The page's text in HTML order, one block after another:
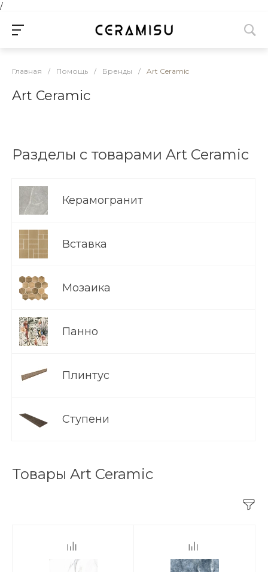
/
Главная / Помощь / Бренды / Art Ceramic
Art Ceramic
Разделы с товарами Art Ceramic
Керамогранит
Вставка
Мозаика
Панно
Плинтус
Ступени
Товары Art Ceramic